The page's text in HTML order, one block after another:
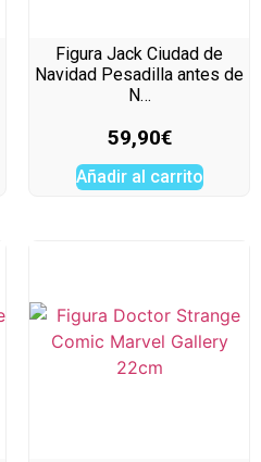
Figura Jack Ciudad de
Navidad Pesadilla antes de
N…
59,90€
Añadir al carrito